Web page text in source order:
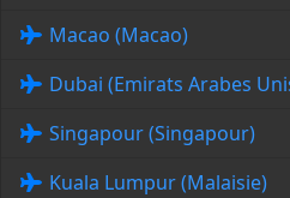
Macao (Macao)
Dubai (Emirats Arabes
Singapour (Singapour)
Kuala Lumpur (Malaisie)